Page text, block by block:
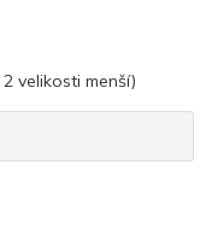
velikosti menší)